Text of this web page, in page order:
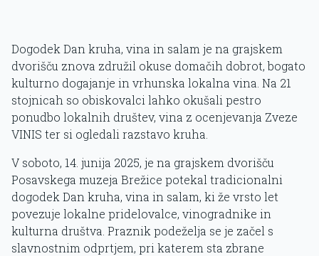
Dogodek Dan kruha, vina in salam je na grajskem
dvorišču znova združil okuse domačih dobrot, bogato
kulturno dogajanje in vrhunska lokalna vina. Na 21
stojnicah so obiskovalci lahko okušali pestro
ponudbo lokalnih društev, vina z ocenjevanja Zveze
VINIS ter si ogledali razstavo kruha.
V soboto, 14. junija 2025, je na grajskem dvorišču
Posavskega muzeja Brežice potekal tradicionalni
dogodek Dan kruha, vina in salam, ki že vrsto let
povezuje lokalne pridelovalce, vinogradnike in
kulturna društva. Praznik podeželja se je začel s
slavnostnim odprtjem, pri katerem sta zbrane